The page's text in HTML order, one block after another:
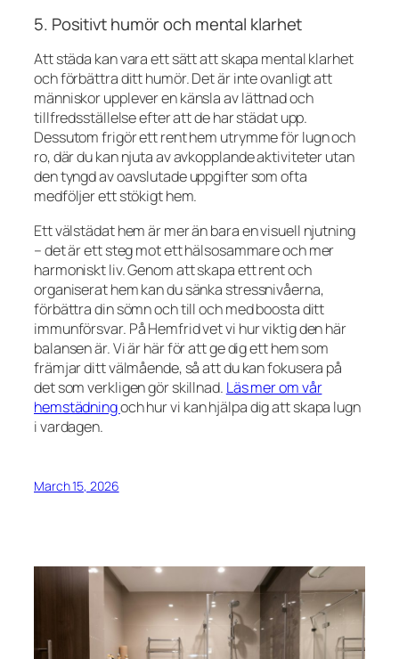
5. Positivt humör och mental klarhet
Att städa kan vara ett sätt att skapa mental klarhet
och förbättra ditt humör. Det är inte ovanligt att
människor upplever en känsla av lättnad och
tillfredsställelse efter att de har städat upp.
Dessutom frigör ett rent hem utrymme för lugn och
ro, där du kan njuta av avkopplande aktiviteter utan
den tyngd av oavslutade uppgifter som ofta
medföljer ett stökigt hem.
Ett välstädat hem är mer än bara en visuell njutning
– det är ett steg mot ett hälsosammare och mer
harmoniskt liv. Genom att skapa ett rent och
organiserat hem kan du sänka stressnivåerna,
förbättra din sömn och till och med boosta ditt
immunförsvar. På Hemfrid vet vi hur viktig den här
balansen är. Vi är här för att ge dig ett hem som
främjar ditt välmående, så att du kan fokusera på
det som verkligen gör skillnad. Läs mer om vår
hemstädningoch hur vi kan hjälpa dig att skapa lugn
i vardagen.
March 15, 2026